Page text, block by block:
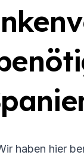
haben hier